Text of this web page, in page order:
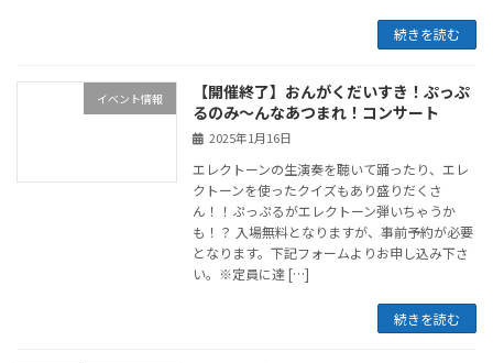
続きを読む
イベント情報
【開催終了】おんがくだいすき！ぷっぷ
るのみ～んなあつまれ！コンサート
2025年1月16日
エレクトーンの生演奏を聴いて踊ったり、エレ
クトーンを使ったクイズもあり盛りだくさ
ん！！ぷっぷるがエレクトーン弾いちゃうか
も！？ 入場無料となりますが、事前予約が必要
となります。下記フォームよりお申し込み下さ
い。※定員に達 […]
続きを読む